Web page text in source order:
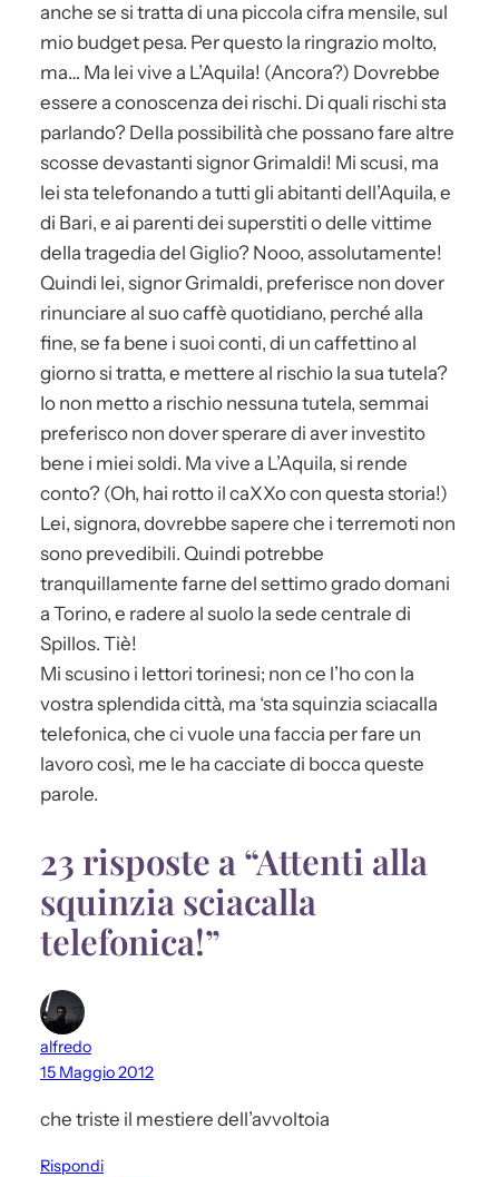
anche se si tratta di una piccola cifra mensile, sul
mio budget pesa. Per questo la ringrazio molto,
ma… Ma lei vive a L’Aquila! (Ancora?) Dovrebbe
essere a conoscenza dei rischi. Di quali rischi sta
parlando? Della possibilità che possano fare altre
scosse devastanti signor Grimaldi! Mi scusi, ma
lei sta telefonando a tutti gli abitanti dell’Aquila, e
di Bari, e ai parenti dei superstiti o delle vittime
della tragedia del Giglio? Nooo, assolutamente!
Quindi lei, signor Grimaldi, preferisce non dover
rinunciare al suo caffè quotidiano, perché alla
fine, se fa bene i suoi conti, di un caffettino al
giorno si tratta, e mettere al rischio la sua tutela?
Io non metto a rischio nessuna tutela, semmai
preferisco non dover sperare di aver investito
bene i miei soldi. Ma vive a L’Aquila, si rende
conto? (Oh, hai rotto il caXXo con questa storia!)
Lei, signora, dovrebbe sapere che i terremoti non
sono prevedibili. Quindi potrebbe
tranquillamente farne del settimo grado domani
a Torino, e radere al suolo la sede centrale di
Spillos. Tiè!
Mi scusino i lettori torinesi; non ce l’ho con la
vostra splendida città, ma ‘sta squinzia sciacalla
telefonica, che ci vuole una faccia per fare un
lavoro così, me le ha cacciate di bocca queste
parole.
23 risposte a “Attenti alla
squinzia sciacalla
telefonica!”
alfredo
15 Maggio 2012
che triste il mestiere dell’avvoltoia
Rispondi